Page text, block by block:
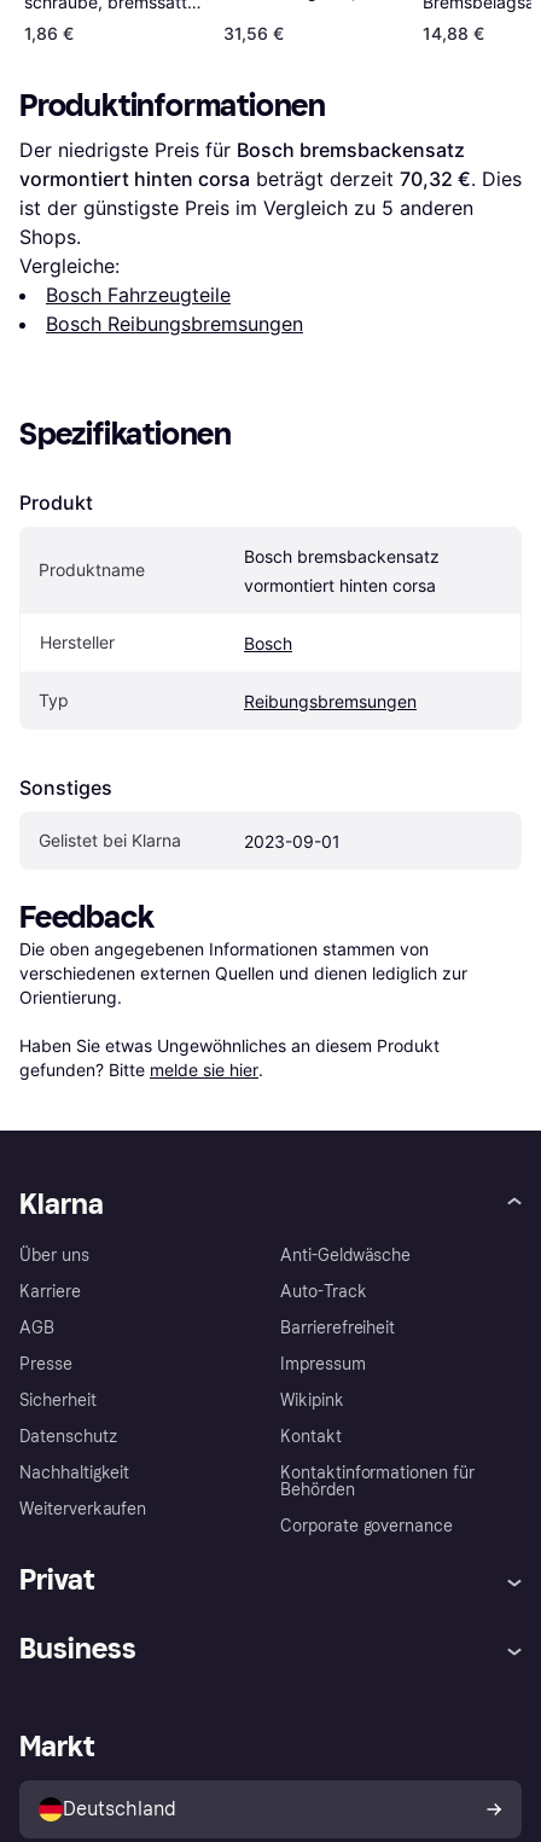
48817
1,86 €
Vorderachse 171413
31,56 €
020
14,88 €
Produktinformationen
Der niedrigste Preis für Bosch bremsbackensatz
vormontiert hinten corsa beträgt derzeit 70,32 €. Dies
ist der günstigste Preis im Vergleich zu 5 anderen
Shops.
Vergleiche:
Bosch Fahrzeugteile
Bosch Reibungsbremsungen
Spezifikationen
Produkt
Produktname
Bosch bremsbackensatz
vormontiert hinten corsa
Hersteller Bosch
Typ Reibungsbremsungen
Sonstiges
Gelistet bei Klarna 2023-09-01
Feedback
Die oben angegebenen Informationen stammen von
verschiedenen externen Quellen und dienen lediglich zur
Orientierung.
Haben Sie etwas Ungewöhnliches an diesem Produkt
gefunden? Bitte melde sie hier.
Klarna
Über uns
Karriere
AGB
Presse
Sicherheit
Datenschutz
Nachhaltigkeit
Weiterverkaufen
Anti-Geldwäsche
Auto-Track
Barrierefreiheit
Impressum
Wikipink
Kontakt
Kontaktinformationen für
Behörden
Corporate governance
Privat
Klarna App
Shops entdecken
Käuferschutzrichtlinie
Dein Widerrufsrecht
Business
Händlerportal
Markt
Deutschland